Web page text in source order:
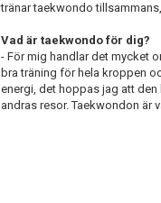
tränar taekwondo
Vad är taekwondo för dig?
- För mig handlar det mycket
bra träning för hela kroppen
energi, det hoppas jag att
andras resor. Taekwondon är